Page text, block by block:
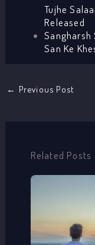
Tujhe
Released
Sangharsh
San Ke
← Previous Post
Related Posts